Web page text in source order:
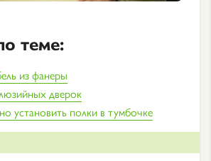
теме:
из фанеры
дверок
установить полки в тумбочке